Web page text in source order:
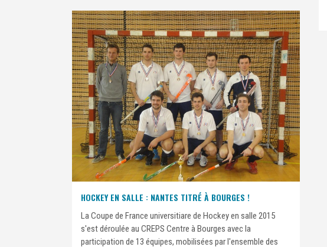
HOCKEY EN SALLE : NANTES TITRÉ À BOURGES !
La Coupe de France universitiare de Hockey en salle 2015
s'est déroulée au CREPS Centre à Bourges avec la
participation de 13 équipes, mobilisées par l'ensemble des